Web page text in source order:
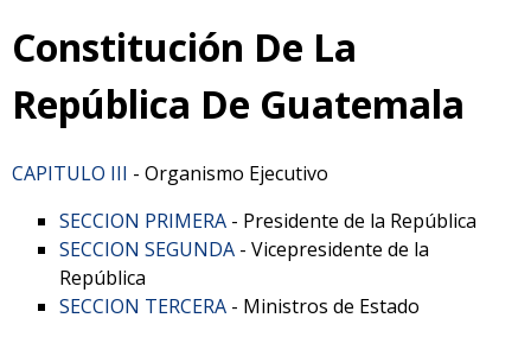
Constitución De La
República De Guatemala
CAPITULO III - Organismo Ejecutivo
SECCION PRIMERA - Presidente de la República
SECCION SEGUNDA - Vicepresidente de la
República
SECCION TERCERA - Ministros de Estado